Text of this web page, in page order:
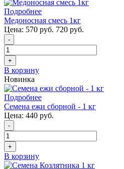
Подробнее
Медоносная смесь 1кг
Цена: 570 руб. 720 руб.
-
+
В корзину
Новинка
Подробнее
Семена ежи сборной - 1 кг
Цена: 440 руб.
-
+
В корзину